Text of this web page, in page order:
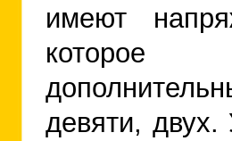
имеют
которое
девяти, двух.